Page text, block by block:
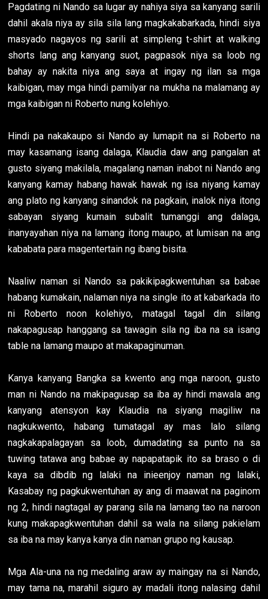
Pagdating ni Nando sa lugar ay nahiya siya sa kanyang sarili
dahil akala niya ay sila sila lang magkakabarkada, hindi siya
masyado nagayos ng sarili at simpleng t-shirt at walking
shorts lang ang kanyang suot, pagpasok niya sa loob ng
bahay ay nakita niya ang saya at ingay ng ilan sa mga
kaibigan, may mga hindi pamilyar na mukha na malamang ay
mga kaibigan ni Roberto nung kolehiyo.
Hindi pa nakakaupo si Nando ay lumapit na si Roberto na
may kasamang isang dalaga, Klaudia daw ang pangalan at
gusto siyang makilala, magalang naman inabot ni Nando ang
kanyang kamay habang hawak hawak ng isa niyang kamay
ang plato ng kanyang sinandok na pagkain, inalok niya itong
sabayan siyang kumain subalit tumanggi ang dalaga,
inanyayahan niya na lamang itong maupo, at lumisan na ang
kababata para magentertain ng ibang bisita.
Naaliw naman si Nando sa pakikipagkwentuhan sa babae
habang kumakain, nalaman niya na single ito at kabarkada ito
ni Roberto noon kolehiyo, matagal tagal din silang
nakapagusap hanggang sa tawagin sila ng iba na sa isang
table na lamang maupo at makapaginuman.
Kanya kanyang Bangka sa kwento ang mga naroon, gusto
man ni Nando na makipagusap sa iba ay hindi mawala ang
kanyang atensyon kay Klaudia na siyang magiliw na
nagkukwento, habang tumatagal ay mas lalo silang
nagkakapalagayan sa loob, dumadating sa punto na sa
tuwing tatawa ang babae ay napapatapik ito sa braso o di
kaya sa dibdib ng lalaki na inieenjoy naman ng lalaki,
Kasabay ng pagkukwentuhan ay ang di maawat na paginom
ng 2, hindi nagtagal ay parang sila na lamang tao na naroon
kung makapagkwentuhan dahil sa wala na silang pakielam
sa iba na may kanya kanya din naman grupo ng kausap.
Mga Ala-una na ng medaling araw ay maingay na si Nando,
may tama na, marahil siguro ay madali itong nalasing dahil